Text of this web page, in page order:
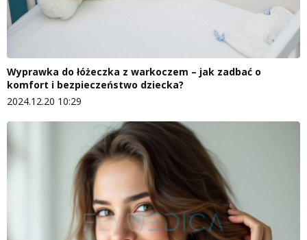
Wyprawka do łóżeczka z warkoczem – jak zadbać o
komfort i bezpieczeństwo dziecka?
2024.12.20 10:29